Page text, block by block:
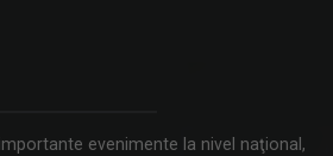
evenimente la nivel naţional,